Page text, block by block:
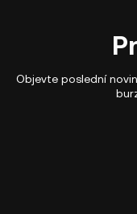
Objevte poslední